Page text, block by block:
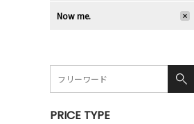
Now me.
PRICE TYPE